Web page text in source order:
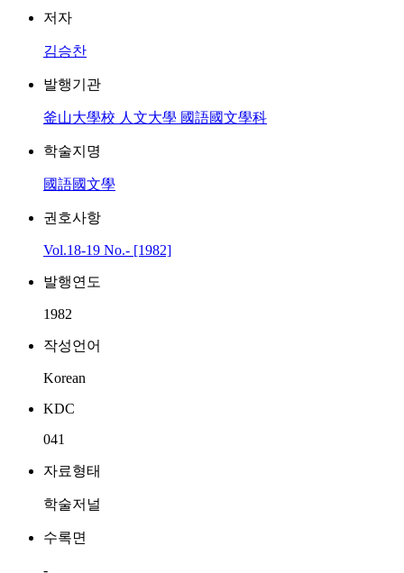
저자
김승찬
발행기관
釜山大學校 人文大學 國語國文學科
학술지명
國語國文學
권호사항
Vol.18-19 No.- [1982]
발행연도
1982
작성언어
Korean
KDC
041
자료형태
학술저널
수록면
-